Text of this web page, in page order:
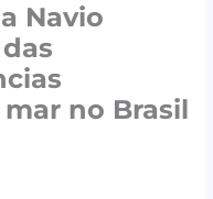
Navio
no Brasil